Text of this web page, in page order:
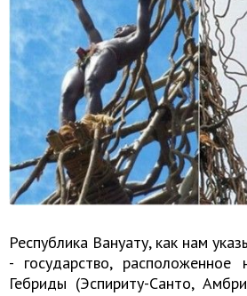
Республика Вануату, как нам
- государство,
Гебриды (Эспириту-Санто,